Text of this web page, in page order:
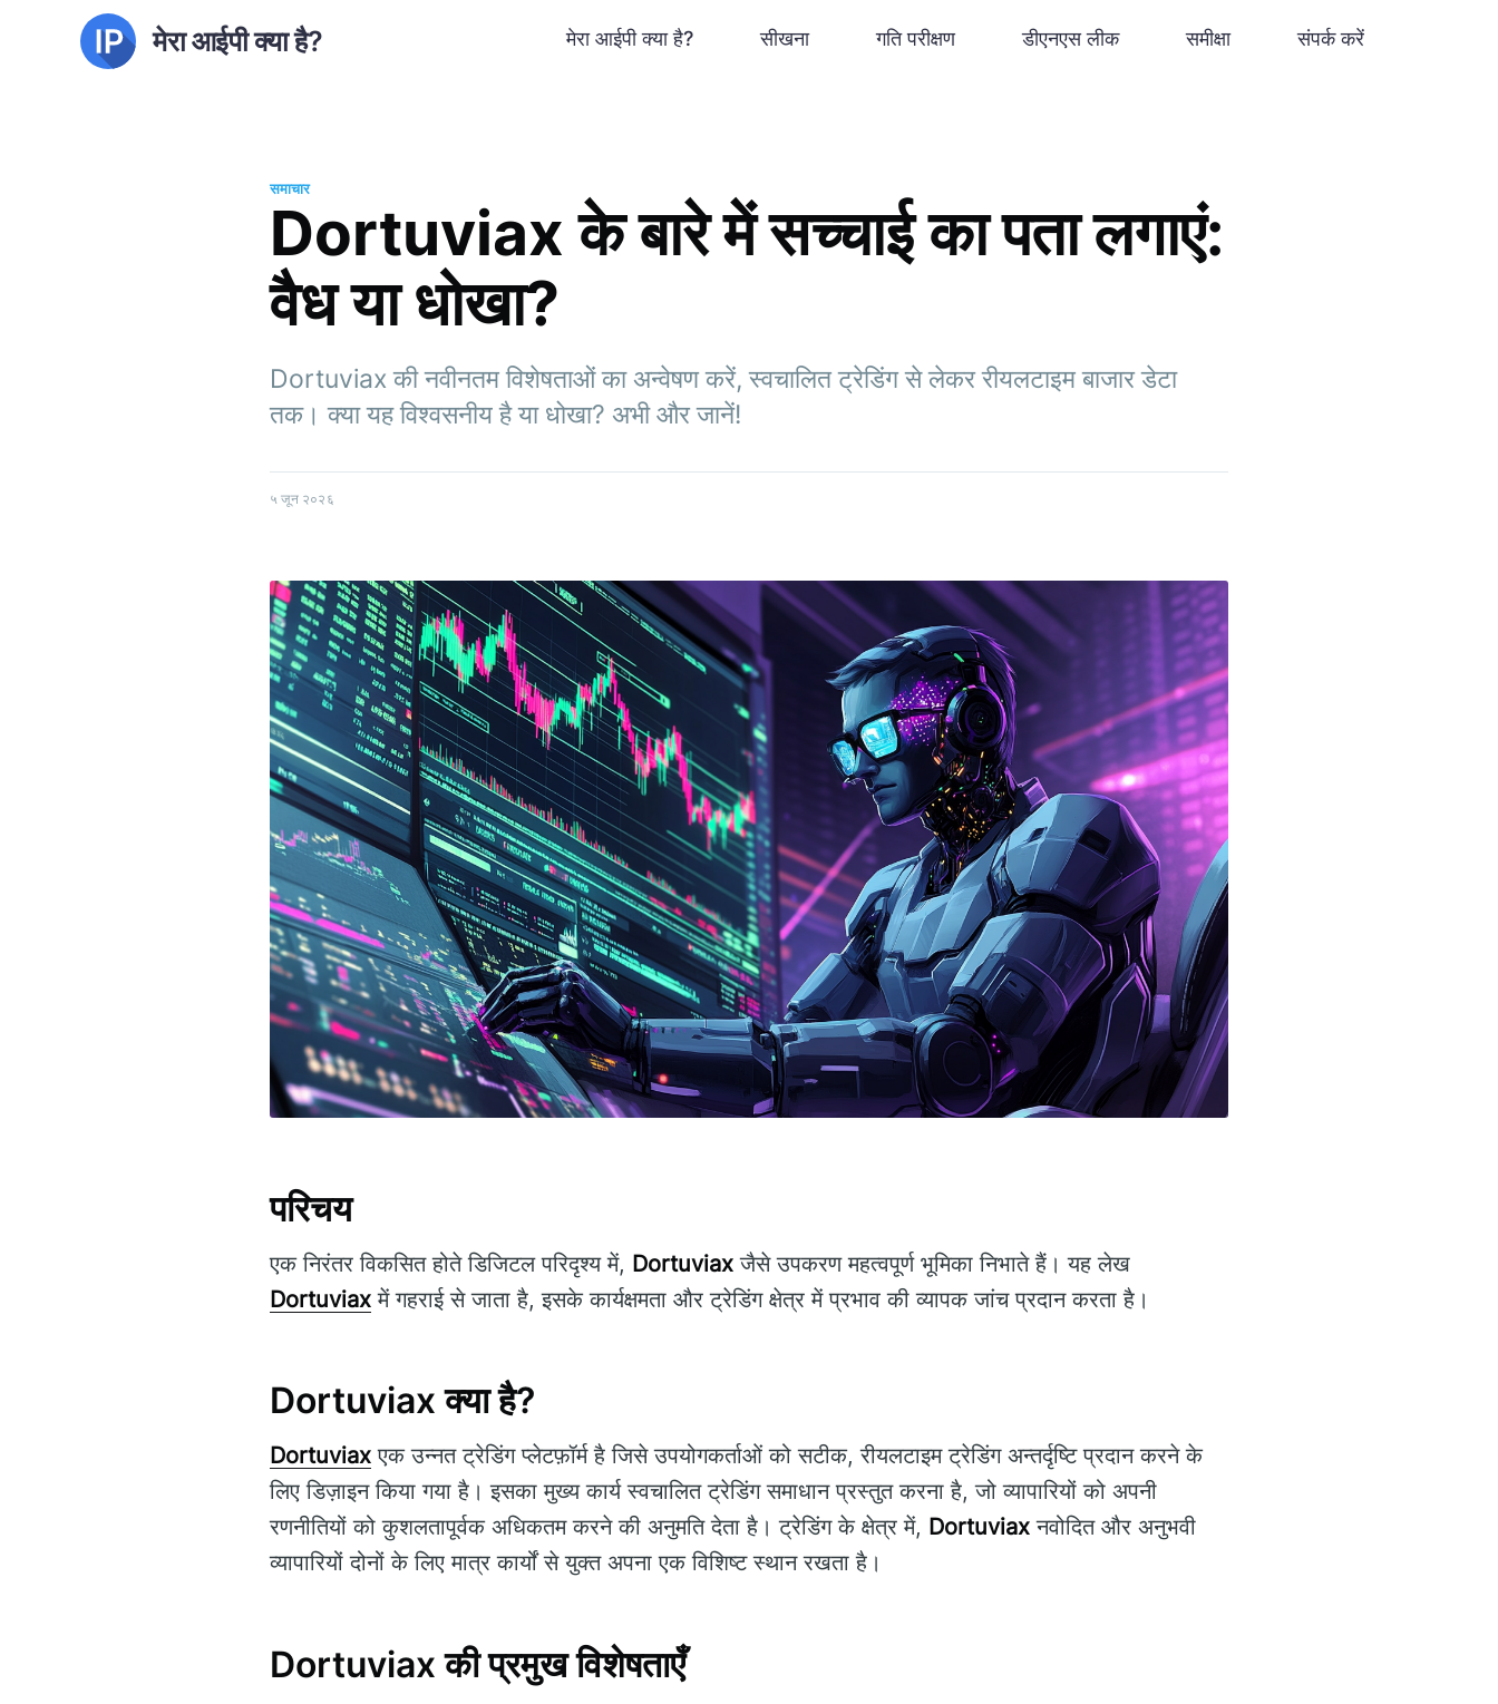
मेरा आईपी क्या है? मेरा आईपी क्या है? सीखना गति परीक्षण डीएनएस लीक समीक्षा संपर्क करें
समाचार
Dortuviax के बारे में सच्चाई का पता लगाएं:
वैध या धोखा?
Dortuviax की नवीनतम विशेषताओं का अन्वेषण करें, स्वचालित ट्रेडिंग से लेकर रीयलटाइम बाजार डेटा
तक। क्या यह विश्वसनीय है या धोखा? अभी और जानें!
५ जून २०२६
परिचय
एक निरंतर विकसित होते डिजिटल परिदृश्य में, Dortuviax जैसे उपकरण महत्वपूर्ण भूमिका निभाते हैं। यह लेख
Dortuviax में गहराई से जाता है, इसके कार्यक्षमता और ट्रेडिंग क्षेत्र में प्रभाव की व्यापक जांच प्रदान करता है।
Dortuviax क्या है?
Dortuviax एक उन्नत ट्रेडिंग प्लेटफ़ॉर्म है जिसे उपयोगकर्ताओं को सटीक, रीयलटाइम ट्रेडिंग अन्तर्दृष्टि प्रदान करने के
लिए डिज़ाइन किया गया है। इसका मुख्य कार्य स्वचालित ट्रेडिंग समाधान प्रस्तुत करना है, जो व्यापारियों को अपनी
रणनीतियों को कुशलतापूर्वक अधिकतम करने की अनुमति देता है। ट्रेडिंग के क्षेत्र में, Dortuviax नवोदित और अनुभवी
व्यापारियों दोनों के लिए मात्र कार्यों से युक्त अपना एक विशिष्ट स्थान रखता है।
Dortuviax की प्रमुख विशेषताएँ